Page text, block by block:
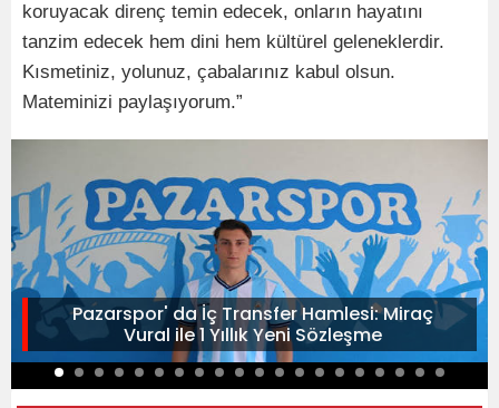
koruyacak direnç temin edecek, onların hayatını
tanzim edecek hem dini hem kültürel geleneklerdir.
Kısmetiniz, yolunuz, çabalarınız kabul olsun.
Mateminizi paylaşıyorum.”
Pazarspor' da İç Transfer Hamlesi: Miraç
Vural ile 1 Yıllık Yeni Sözleşme